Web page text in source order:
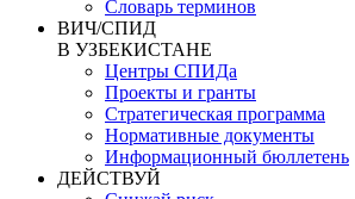
Словарь терминов
ВИЧ/СПИД
В УЗБЕКИСТАНЕ
Центры СПИДа
Проекты и гранты
Стратегическая программа
Нормативные документы
Информационный бюллетень
ДЕЙСТВУЙ